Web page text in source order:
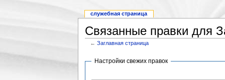
Связанные правки для
←Заглавная страница
Настройки свежих правок
служебная страница